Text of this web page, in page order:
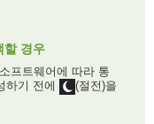
할 경우
프트웨어에 따라 통
하기 전에
(절전)을